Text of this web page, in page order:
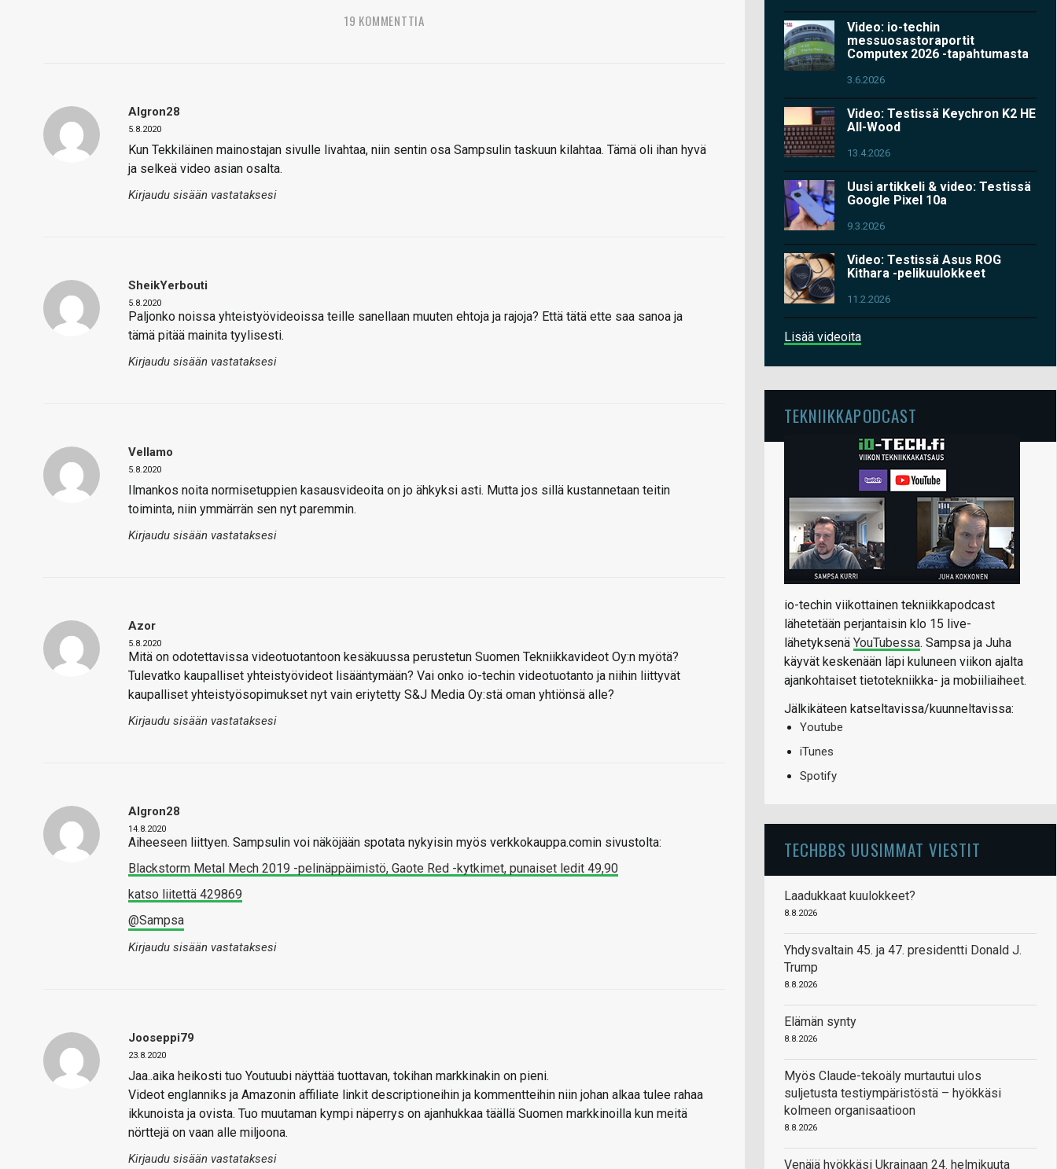
19 KOMMENTTIA
Algron28
5.8.2020
Kun Tekkiläinen mainostajan sivulle livahtaa, niin sentin osa Sampsulin taskuun kilahtaa. Tämä oli ihan hyvä
ja selkeä video asian osalta.
Kirjaudu sisään vastataksesi
SheikYerbouti
5.8.2020
Paljonko noissa yhteistyövideoissa teille sanellaan muuten ehtoja ja rajoja? Että tätä ette saa sanoa ja
tämä pitää mainita tyylisesti.
Kirjaudu sisään vastataksesi
Vellamo
5.8.2020
Ilmankos noita normisetuppien kasausvideoita on jo ähkyksi asti. Mutta jos sillä kustannetaan teitin
toiminta, niin ymmärrän sen nyt paremmin.
Kirjaudu sisään vastataksesi
Azor
5.8.2020
Mitä on odotettavissa videotuotantoon kesäkuussa perustetun Suomen Tekniikkavideot Oy:n myötä?
Tulevatko kaupalliset yhteistyövideot lisääntymään? Vai onko io-techin videotuotanto ja niihin liittyvät
kaupalliset yhteistyösopimukset nyt vain eriytetty S&J Media Oy:stä oman yhtiönsä alle?
Kirjaudu sisään vastataksesi
Algron28
14.8.2020
Aiheeseen liittyen. Sampsulin voi näköjään spotata nykyisin myös verkkokauppa.comin sivustolta:
Blackstorm Metal Mech 2019 -pelinäppäimistö, Gaote Red -kytkimet, punaiset ledit 49,90
katso liitettä 429869
@Sampsa
Kirjaudu sisään vastataksesi
Jooseppi79
23.8.2020
Jaa..aika heikosti tuo Youtuubi näyttää tuottavan, tokihan markkinakin on pieni.
Videot englanniks ja Amazonin affiliate linkit descriptioneihin ja kommentteihin niin johan alkaa tulee rahaa
ikkunoista ja ovista. Tuo muutaman kympi näperrys on ajanhukkaa täällä Suomen markkinoilla kun meitä
nörttejä on vaan alle miljoona.
Kirjaudu sisään vastataksesi
Video: io-techin
messuosastoraportit
Computex 2026 -tapahtumasta
3.6.2026
Video: Testissä Keychron K2 HE
All-Wood
13.4.2026
Uusi artikkeli & video: Testissä
Google Pixel 10a
9.3.2026
Video: Testissä Asus ROG
Kithara -pelikuulokkeet
11.2.2026
Lisää videoita
TEKNIIKKAPODCAST
io-techin viikottainen tekniikkapodcast
lähetetään perjantaisin klo 15 live-
lähetyksenä YouTubessa. Sampsa ja Juha
käyvät keskenään läpi kuluneen viikon ajalta
ajankohtaiset tietotekniikka- ja mobiiliaiheet.
Jälkikäteen katseltavissa/kuunneltavissa:
Youtube
iTunes
Spotify
TECHBBS UUSIMMAT VIESTIT
Laadukkaat kuulokkeet?
8.8.2026
Yhdysvaltain 45. ja 47. presidentti Donald J.
Trump
8.8.2026
Elämän synty
8.8.2026
Myös Claude-tekoäly murtautui ulos
suljetusta testiympäristöstä – hyökkäsi
kolmeen organisaatioon
8.8.2026
Venäjä hyökkäsi Ukrainaan 24. helmikuuta